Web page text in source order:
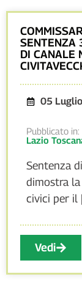
SENTENZA
DI CANALE
05
Pubblicato in:
Lazio
Sentenza
dimostra
civici per il
Vedi